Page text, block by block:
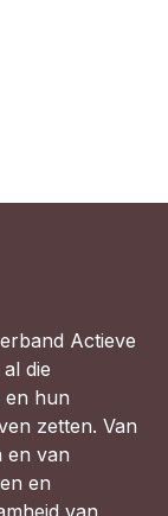
Actieve
die
en hun
zetten. Van
en van
en
van